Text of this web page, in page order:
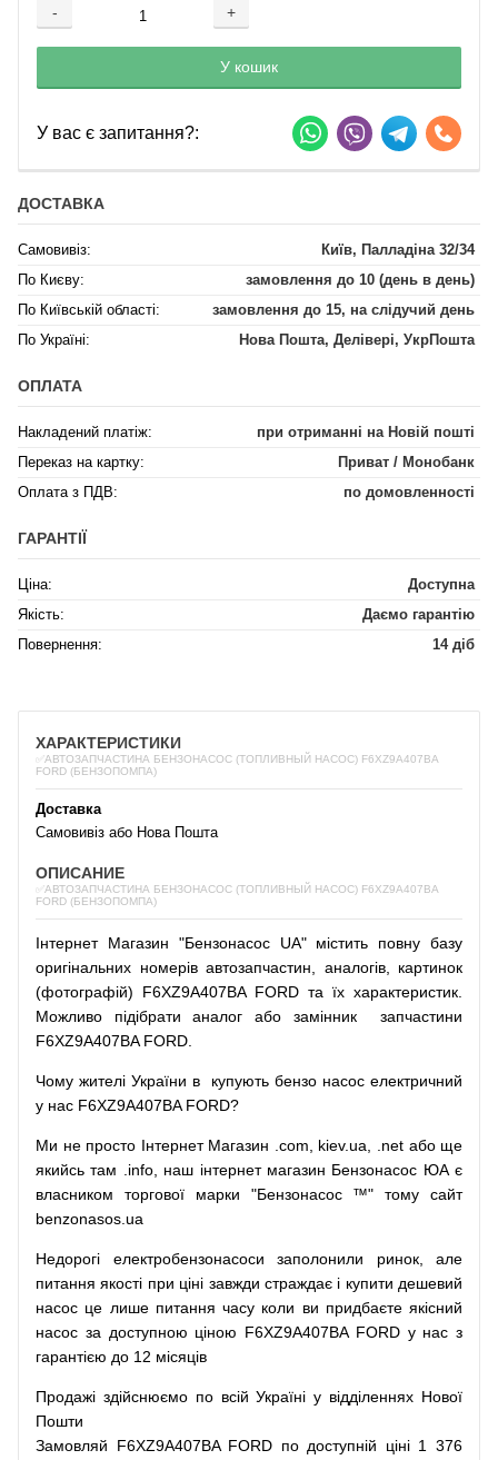
- +
Добавляется...
У кошик
Добавлен
У вас є запитання?:
ДОСТАВКА
Самовивіз:
Київ, Палладіна 32/34
По Києву:
замовлення до 10 (день в день)
По Київській області:
замовлення до 15, на слідучий день
По Україні:
Нова Пошта, Делівері, УкрПошта
ОПЛАТА
Накладений платіж:
при отриманні на Новій пошті
Переказ на картку:
Приват / Монобанк
Оплата з ПДВ:
по домовленності
ГАРАНТІЇ
Ціна:
Доступна
Якість:
Даємо гарантію
Повернення:
14 діб
ХАРАКТЕРИСТИКИ
✅АВТОЗАПЧАСТИНА БЕНЗОНАСОС (ТОПЛИВНЫЙ НАСОС) F6XZ9A407BA
FORD (БЕНЗОПОМПА)
Доставка
Самовивіз або Нова Пошта
ОПИСАНИЕ
✅АВТОЗАПЧАСТИНА БЕНЗОНАСОС (ТОПЛИВНЫЙ НАСОС) F6XZ9A407BA
FORD (БЕНЗОПОМПА)
Інтернет Магазин "Бензонасос UA" містить повну базу
оригінальних номерів автозапчастин аналогів,
картинок
(фотографій) F6XZ9A407BA FORD та їх характеристик.
Можливо
підібрати аналог або замінникзапчастини
F6XZ9A407BA FORD.
Чому жителі України в купують бензо насос електричний
у нас F6XZ9A407BA FORD?
Ми не просто Інтернет Магазин .com kiev.ua .net або ще
якийсь там .info, наш інтернет магазин Бензонасос ЮА є
власником
торгової марки "Бензонасос ™" тому
сайт
benzonasos.ua
Недорогі електробензонасоси заполонили ринок,
але
питання якості при ціні завжди страждає і купити дешевий
насос це лише питання часу коли ви придбаєте якісний
насос за доступною ціною F6XZ9A407BA FORD у нас з
гарантією до 12 місяців
Продажі здійснюємо по всій Україні у відділеннях Нової
Пошти
Замовляй F6XZ9A407BA FORD по доступній ціні 1 376